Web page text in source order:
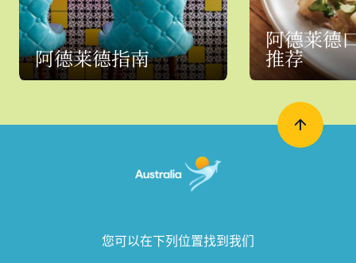
阿德莱德指南
阿德莱德
推荐
您可以在下列位置找到我们